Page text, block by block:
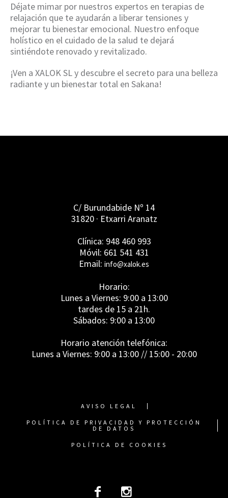
Déjate mimar por nuestros expertos en terapias de
relajación que te ayudarán a liberar tensiones y
mejorar tu bienestar emocional. Nuestro enfoque
holístico en el cuidado de la salud te dejará
sintiéndote renovado y revitalizado.
¡Ven a XALOK SL y descubre el secreto para una belleza
radiante y un bienestar total en Sakana!
C/ Burundabide Nº 14
31820 · Etxarri Aranatz
Clínica: 948 460 993
Móvil: 661 541 431
Email: info@xalok.es
Horario:
Lunes a Viernes: 9:00 a 13:00
tardes de 15 a 21h.
Sábados: 9:00 a 13:00
Horario atención telefónica:
Lunes a Viernes: 9:00 a 13:00 // 15:00 - 20:00
AVISO LEGAL
POLÍTICA DE PRIVACIDAD Y PROTECCIÓN
DE DATOS
POLÍTICA DE COOKIES